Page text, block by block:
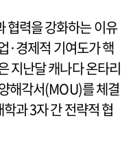
협력을 강화하는 이유
·경제적 기여도가 핵
지난달 캐나다 온타리
해각서(MOU)를 체결
과 3자 간 전략적 협